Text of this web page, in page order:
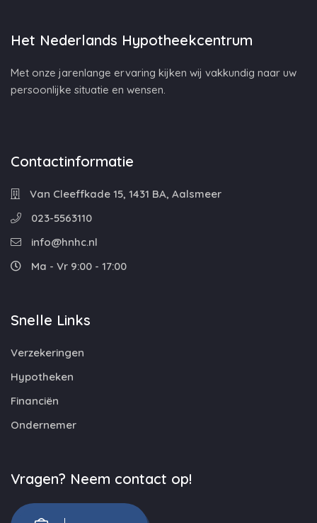
Het Nederlands Hypotheekcentrum
Met onze jarenlange ervaring kijken wij vakkundig naar uw
persoonlijke situatie en wensen.
Contactinformatie
Van Cleeffkade 15, 1431 BA, Aalsmeer
023-5563110
info@hnhc.nl
Ma - Vr 9:00 - 17:00
Snelle Links
Verzekeringen
Hypotheken
Financiën
Ondernemer
Vragen? Neem contact op!